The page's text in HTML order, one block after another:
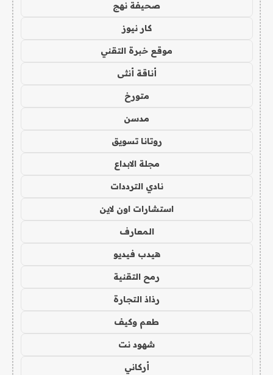
صحيفة نهج
كار نيوز
موقع خبرة التقني
أناقة أنثى
متورخ
مدسن
روتانا تسويق
مجلة الابداع
نادي الترددات
استشارات اون لاين
المعارف
هيدب فيديو
رمح التقنية
رذاذ التجارة
طعم وكيف
شهود نت
أركاني